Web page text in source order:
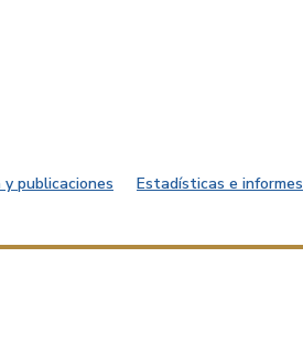
publicaciones Estadísticas e informes